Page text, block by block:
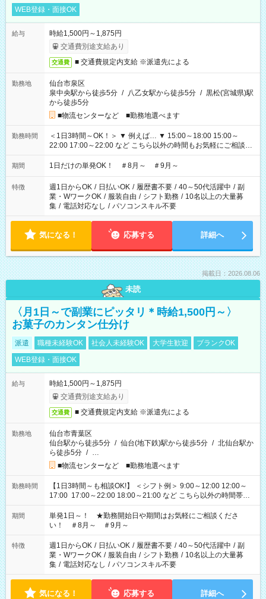
WEB登録・面接OK
給与
時給1,500円～1,875円
交通費別途支給あり
交通費 ■ 交通費規定内支給 ※派遣先による
勤務地
仙台市泉区
泉中央駅から徒歩5分 / 八乙女駅から徒歩5分 / 黒松(宮城県)駅
から徒歩5分
■物流センターなど ■勤務地選べます
勤務時間
＜1日3時間～OK！＞ ▼ 例えば… ▼ 15:00～18:00 15:00～
22:00 17:00～22:00 など こちら以外の時間もお気軽にご相談く
ださい！
期間 1日だけの単発OK！ ＃8月～ ＃9月～
特徴 週1日からOK / 日払いOK / 履歴書不要 / 40～50代活躍中 / 副
業・WワークOK / 服装自由 / シフト勤務 / 10名以上の大量募
集 / 電話対応なし / パソコンスキル不要
気になる！ 応募する 詳細へ
掲載日：2026.08.06
未読
〈月1日～で副業にピッタリ＊時給1,500円～〉
お菓子のカンタン仕分け
派遣 職種未経験OK 社会人未経験OK 大学生歓迎
ブランクOK
WEB登録・面接OK
給与
時給1,500円～1,875円
交通費別途支給あり
交通費 ■ 交通費規定内支給 ※派遣先による
勤務地
仙台市青葉区
仙台駅から徒歩5分 / 仙台(地下鉄)駅から徒歩5分 / 北仙台駅か
ら徒歩5分 / …
■物流センターなど ■勤務地選べます
勤務時間
【1日3時間～も相談OK!】 ＜シフト例＞ 9:00～12:00 12:00～
17:00 17:00～22:00 18:00～21:00 など こちら以外の時間帯も
お気軽にご相談ください！
期間
単発1日～！ ★勤務開始日や期間はお気軽にご相談くださ
い！ ＃8月～ ＃9月～
特徴 週1日からOK / 日払いOK / 履歴書不要 / 40～50代活躍中 / 副
業・WワークOK / 服装自由 / シフト勤務 / 10名以上の大量募
集 / 電話対応なし / パソコンスキル不要
気になる！ 応募する 詳細へ